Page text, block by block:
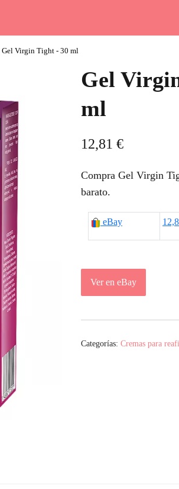
Gel Virgin Tight - 30 ml
Gel
ml
12,81 €
Compra Gel Virgin
barato.
eBay
Ver en eBay
Categorías: Cremas para